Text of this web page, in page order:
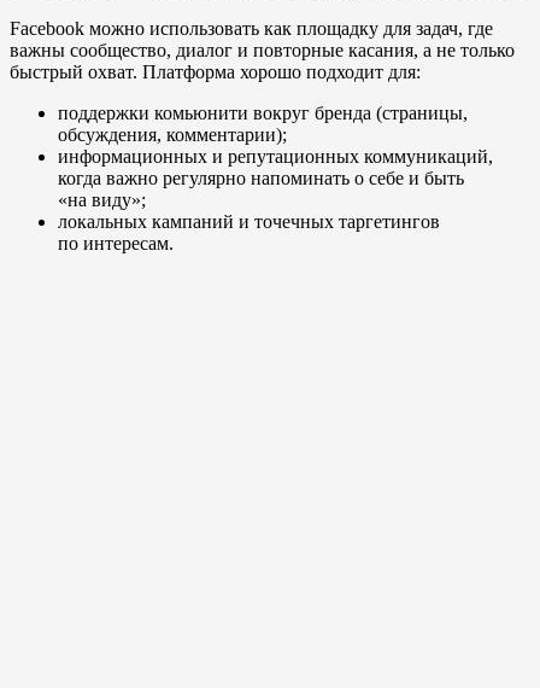
Facebook можно использовать как площадку для задач, где
важны сообщество, диалог и повторные касания, а не только
быстрый охват. Платформа хорошо подходит для:
поддержки комьюнити вокруг бренда (страницы,
обсуждения, комментарии);
информационных и репутационных коммуникаций,
когда важно регулярно напоминать о себе и быть
«на виду»;
локальных кампаний и точечных таргетингов
по интересам.